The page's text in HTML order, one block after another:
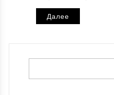
Далее